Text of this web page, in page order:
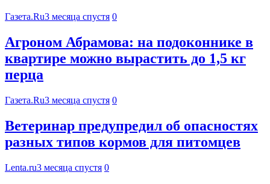
Газета.Ru3 месяца спустя 0
Агроном Абрамова: на подоконнике в
квартире можно вырастить до 1,5 кг
перца
Газета.Ru3 месяца спустя 0
Ветеринар предупредил об опасностях
разных типов кормов для питомцев
Lenta.ru3 месяца спустя 0